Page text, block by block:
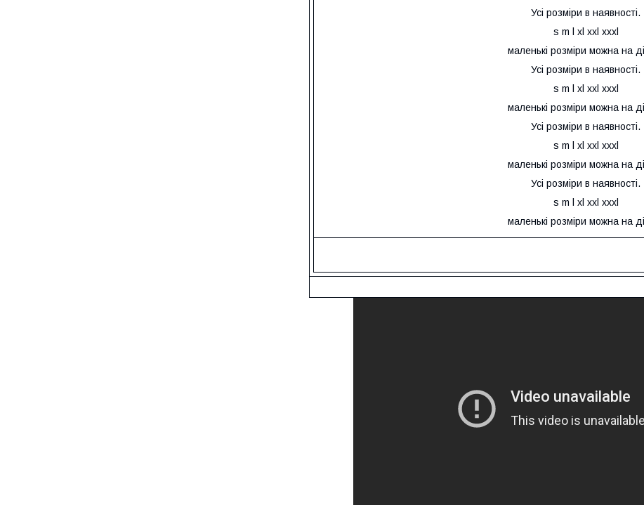
Усі розміри в наявності.
s m l xl xxl xxxl
маленькі розміри можна на
Усі розміри в наявності.
s m l xl xxl xxxl
маленькі розміри можна на
Усі розміри в наявності.
s m l xl xxl xxxl
маленькі розміри можна на
Усі розміри в наявності.
s m l xl xxl xxxl
маленькі розміри можна на